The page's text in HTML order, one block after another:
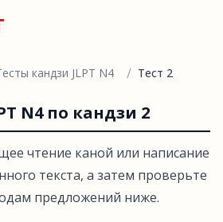
кандзи JLPT N4 / Тест 2
N4 по кандзи 2
чтение каной или написание
текста, а затем проверьте
предложений ниже.